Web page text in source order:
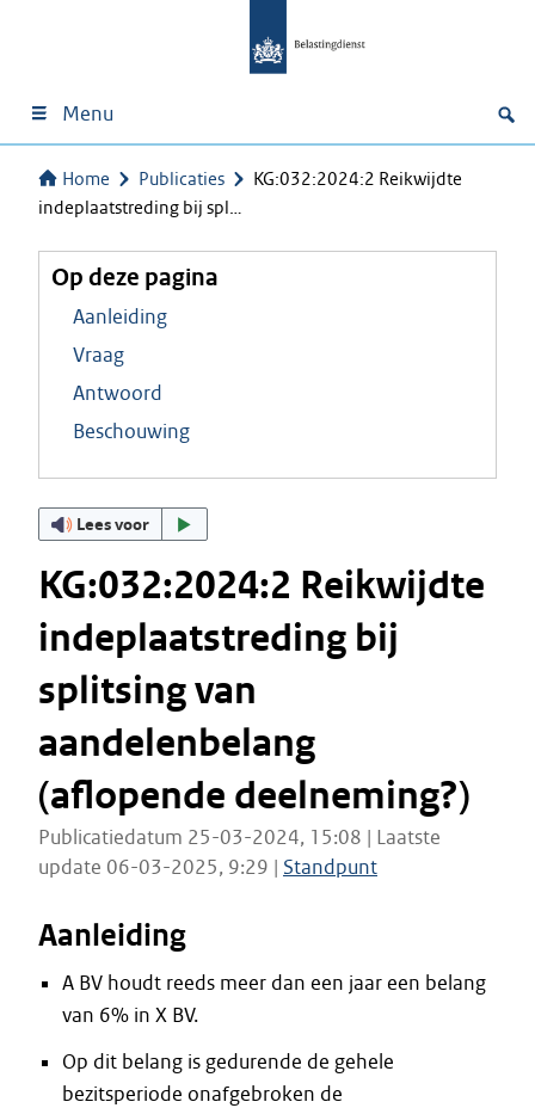
Menu
Home Publicaties
KG:032:2024:2 Reikwijdte
indeplaatstreding bij spl…
Op deze pagina
Aanleiding
Vraag
Antwoord
Beschouwing
Lees voor
KG:032:2024:2 Reikwijdte
indeplaatstreding bij
splitsing van
aandelenbelang
(aflopende deelneming?)
Publicatiedatum 25-03-2024, 15:08 | Laatste
update 06-03-2025, 9:29 | Standpunt
Aanleiding
A BV houdt reeds meer dan een jaar een belang
van 6% in X BV.
Op dit belang is gedurende de gehele
bezitsperiode onafgebroken de